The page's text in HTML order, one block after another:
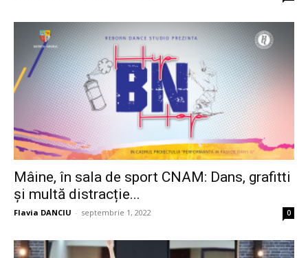
Mâine, în sala de sport CNAM: Dans, grafitti
și multă distracție...
Flavia DANCIU - septembrie 1, 2022 0